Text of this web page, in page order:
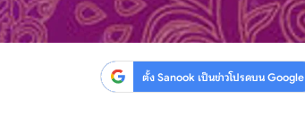
ตั้ง Sanook เป็นข่าวโปรดบน Google